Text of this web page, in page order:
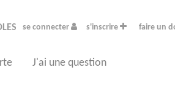
se connecter s'inscrire faire un
J'ai une question